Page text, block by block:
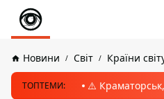
Новини Світ Країни
ТОПТЕМИ: ⚠️